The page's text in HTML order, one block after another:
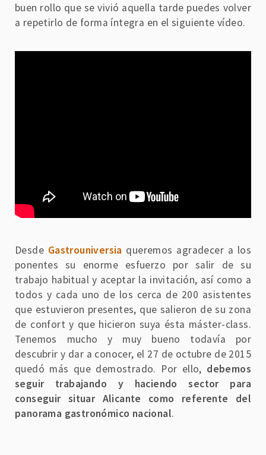
buen rollo que se vivió aquella tarde puedes volver
a repetirlo de forma íntegra en el siguiente vídeo.
Desde Gastrouniversia queremos agradecer a los
ponentes su enorme esfuerzo por salir de su
trabajo habitual y aceptar la invitación, así como a
todos y cada uno de los cerca de 200 asistentes
que estuvieron presentes, que salieron de su zona
de confort y que hicieron suya ésta máster-class.
Tenemos mucho y muy bueno todavía por
descubrir y dar a conocer, el 27 de octubre de 2015
quedó más que demostrado. Por ello, debemos
seguir trabajando y haciendo sector para
conseguir situar Alicante como referente del
panorama gastronómico nacional.